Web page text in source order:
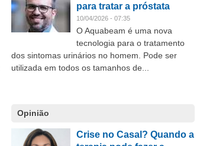
para tratar a próstata
10/04/2026 - 07:35
O Aquabeam é uma nova
tecnologia para o tratamento
dos sintomas urinários no homem. Pode ser
utilizada em todos os tamanhos de...
Opinião
Crise no Casal? Quando a